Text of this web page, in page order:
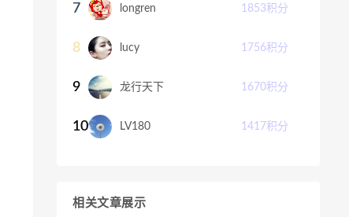
7 longren 1853积分
8 lucy 1756积分
9 龙行天下 1670积分
10 LV180 1417积分
相关文章展示